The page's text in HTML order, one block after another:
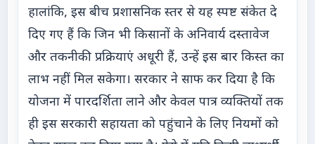
हालांकि, इस बीच प्रशासनिक स्तर से यह स्पष्ट संकेत दे
दिए गए हैं कि जिन भी किसानों के अनिवार्य दस्तावेज
और तकनीकी प्रक्रियाएं अधूरी हैं, उन्हें इस बार किस्त का
लाभ नहीं मिल सकेगा। सरकार ने साफ कर दिया है कि
योजना में पारदर्शिता लाने और केवल पात्र व्यक्तियों तक
ही इस सरकारी सहायता को पहुंचाने के लिए नियमों को